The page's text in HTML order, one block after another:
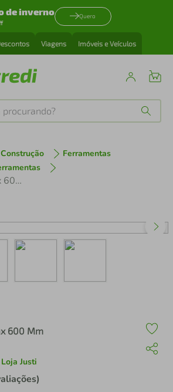
de inverno Quero
Viagens Imóveis e Veículos
Ferramentas
Talhadeira Sds-Max 600 Mm
600 Mm
Loja Justi